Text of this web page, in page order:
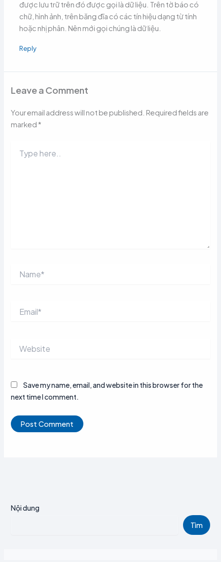
được lưu trữ trên đó được gọi là dữ liệu. Trên tờ báo có
chữ, hình ảnh, trên băng đĩa có các tín hiệu dạng từ tính
hoặc nhị phân. Nên mới gọi chúng là dữ liệu.
Reply
Leave a Comment
Your email address will not be published. Required fields are
marked *
here..
Save my name, email, and website in this browser for the
next time I comment.
Nội dung
Tìm